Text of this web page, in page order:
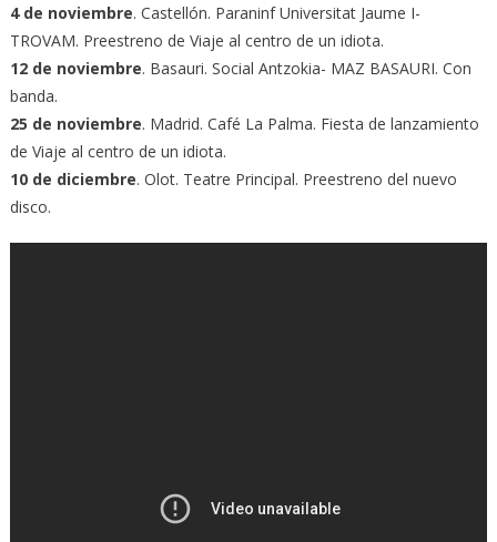
4 de noviembre. Castellón. Paraninf Universitat Jaume I-
TROVAM. Preestreno de Viaje al centro de un idiota.
12 de noviembre. Basauri. Social Antzokia- MAZ BASAURI. Con
banda.
25 de noviembre. Madrid. Café La Palma. Fiesta de lanzamiento
de Viaje al centro de un idiota.
10 de diciembre. Olot. Teatre Principal. Preestreno del nuevo
disco.